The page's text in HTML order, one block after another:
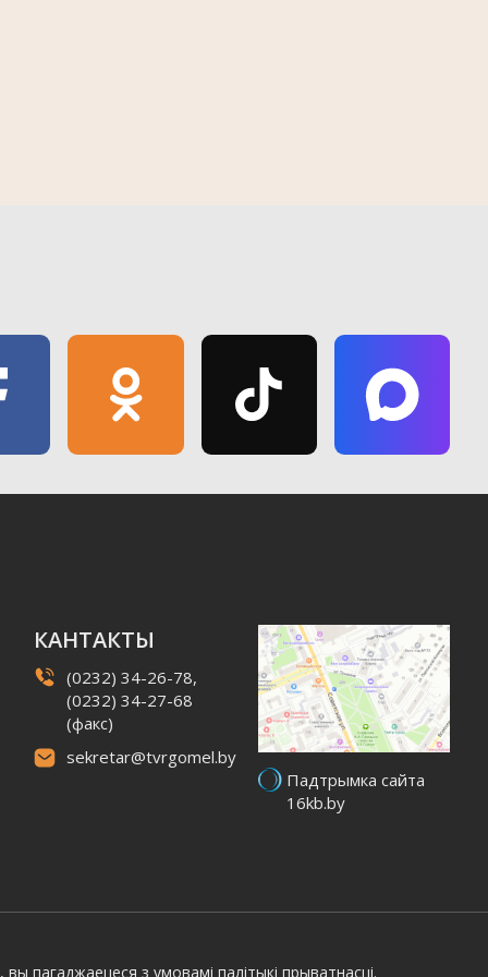
2026
маршрут
месца для
КАНТАКТЫ
(0232) 34-26-78,
(0232) 34-27-68
(факс)
sekretar@tvrgomel.by
Падтрымка сайта
16kb.by
пагаджаецеся з умовамі палітыкі прыватнасці.